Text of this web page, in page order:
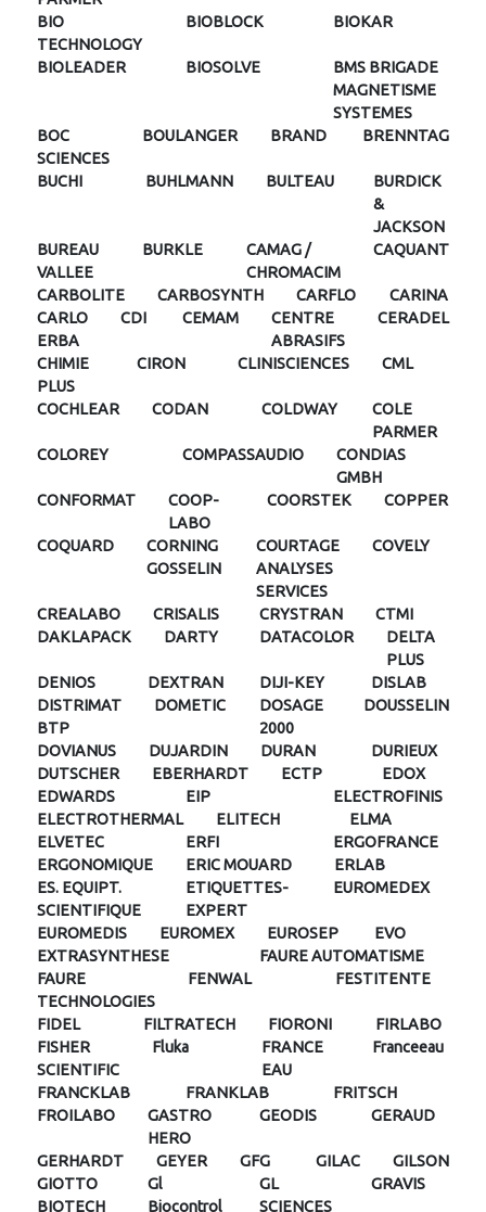
BIO
TECHNOLOGY
BIOBLOCK BIOKAR
BIOLEADER BIOSOLVE
BMS BRIGADE
MAGNETISME
SYSTEMES
BOC
SCIENCES
BOULANGER BRAND BRENNTAG
BUCHI BUHLMANN BULTEAU
BURDICK
&
JACKSON
BUREAU
VALLEE
BURKLE
CAMAG /
CHROMACIM
CAQUANT
CARBOLITE CARBOSYNTH CARFLO
CARINA
CARLO
ERBA
CDI CEMAM
CENTRE
ABRASIFS
CERADEL
CHIMIE
PLUS
CIRON CLINISCIENCES CML
COCHLEAR CODAN COLDWAY
COLE
PARMER
COLOREY
COMPASSAUDIO
CONDIAS
GMBH
CONFORMAT
COOP-
LABO
COORSTEK COPPER
COQUARD
CORNING
GOSSELIN
COURTAGE
ANALYSES
SERVICES
COVELY
CREALABO CRISALIS CRYSTRAN
CTMI
DAKLAPACK
DARTY DATACOLOR
DELTA
PLUS
DENIOS
DEXTRAN DIJI-KEY
DISLAB
DISTRIMAT
BTP
DOMETIC
DOSAGE
2000
DOUSSELIN
DOVIANUS DUJARDIN DURAN
DURIEUX
DUTSCHER
EBERHARDT ECTP
EDOX
EDWARDS
EIP
ELECTROFINIS
ELECTROTHERMAL
ELITECH
ELMA
ELVETEC
ERFI
ERGOFRANCE
ERGONOMIQUE
ERIC MOUARD
ERLAB
ES. EQUIPT.
SCIENTIFIQUE
ETIQUETTES-
EXPERT
EUROMEDEX
EUROMEDIS EUROMEX EUROSEP
EVO
EXTRASYNTHESE
FAURE AUTOMATISME
FAURE
TECHNOLOGIES
FENWAL FESTITENTE
FIDEL FILTRATECH FIORONI
FIRLABO
FISHER
SCIENTIFIC
Fluka
FRANCE
EAU
Franceeau
FRANCKLAB FRANKLAB
FRITSCH
FROILABO
GASTRO
HERO
GEODIS GERAUD
GERHARDT GEYER GFG GILAC
GILSON
GIOTTO
BIOTECH
Gl
Biocontrol
GL
SCIENCES
GRAVIS